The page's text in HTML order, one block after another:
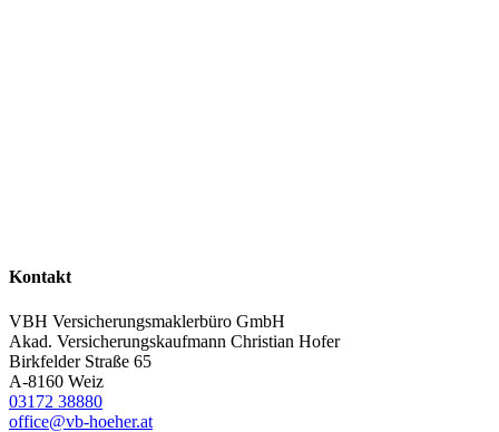
Kontakt
VBH Versicherungsmaklerbüro GmbH
Akad. Versicherungskaufmann Christian Hofer
Birkfelder Straße 65
A-8160 Weiz
03172 38880
office@vb-hoeher.at